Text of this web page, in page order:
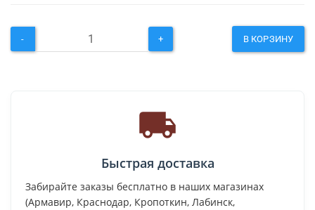
- + В КОРЗИНУ
Быстрая доставка
Забирайте заказы бесплатно в наших магазинах
(Армавир, Краснодар, Кропоткин, Лабинск,